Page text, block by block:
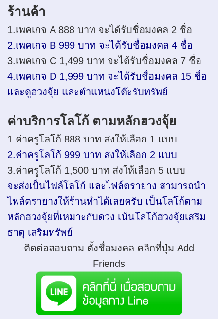
ร้านค้า
1.เพคเกจ A 888 บาท จะได้รับชื่อมงคล 2 ชื่อ
2.เพคเกจ B 999 บาท จะได้รับชื่อมงคล 4 ชื่อ
3.เพคเกจ C 1,499 บาท จะได้รับชื่อมงคล 7 ชื่อ
4.เพคเกจ D 1,999 บาท จะได้รับชื่อมงคล 15 ชื่อ
และดูฮวงจุ้ย และตำแหน่งโต๊ะรับทรัพย์
ค่าบริการโลโก้ ตามหลักฮวงจุ้ย
1.ค่าครูโลโก้ 888 บาท ส่งให้เลือก 1 แบบ
2.ค่าครูโลโก้ 999 บาท ส่งให้เลือก 2 แบบ
3.ค่าครูโลโก้ 1,500 บาท ส่งให้เลือก 5 แบบ
จะส่งเป็นไฟล์โลโก้ และไฟล์ตรายาง สามารถนำ
ไฟล์ตรายางให้ร้านทำได้เลยครับ เป็นโลโก้ตาม
หลักฮวงจุ้ยที่เหมาะกับดวง เน้นโลโก้ฮวงจุ้ยเสริม
ธาตุ เสริมทรัพย์
ติดต่อสอบถาม ตั้งชื่อมงคล คลิกที่ปุ่ม Add
Friends